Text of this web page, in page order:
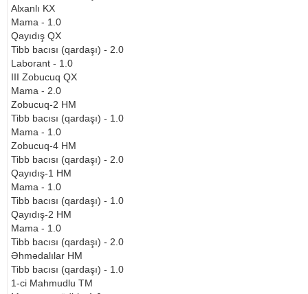
Alxanlı KX
Mama - 1.0
Qayıdış QX
Tibb bacısı (qardaşı) - 2.0
Laborant - 1.0
III Zobucuq QX
Mama - 2.0
Zobucuq-2 HM
Tibb bacısı (qardaşı) - 1.0
Mama - 1.0
Zobucuq-4 HM
Tibb bacısı (qardaşı) - 2.0
Qayıdış-1 HM
Mama - 1.0
Tibb bacısı (qardaşı) - 1.0
Qayıdış-2 HM
Mama - 1.0
Tibb bacısı (qardaşı) - 2.0
Əhmədalılar HM
Tibb bacısı (qardaşı) - 1.0
1-ci Mahmudlu TM